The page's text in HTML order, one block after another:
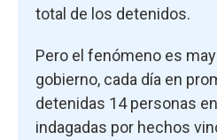
total de los detenidos.
Pero el fenómeno es
gobierno, cada día en
detenidas 14 personas
indagadas por hechos